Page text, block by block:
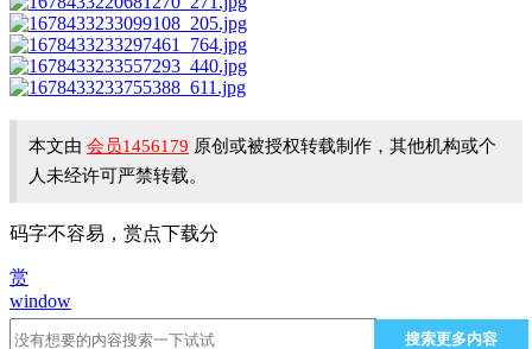
本文由 会员1456179 原创或被授权转载制作，其他机构或个
人未经许可严禁转载。
码字不容易，赏点下载分
赏
window
搜索更多内容